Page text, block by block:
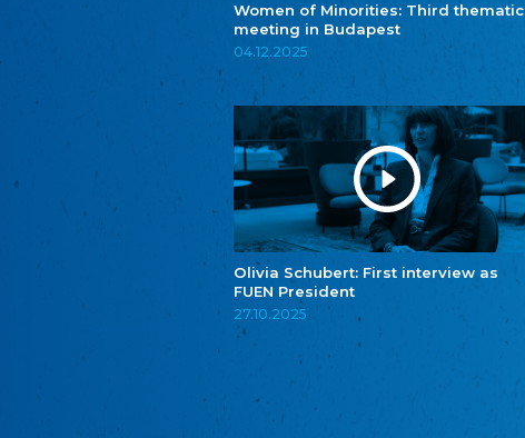
Women of Minorities: Third thematic
meeting in Budapest
04.12.2025
Olivia Schubert: First interview as
FUEN President
27.10.2025